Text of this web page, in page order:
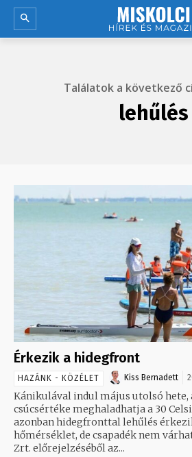
Találatok a következő
lehűlés
Érkezik a hidegfront
HAZÁNK - KÖZÉLET Kiss Bernadett
Kánikulával indul május utolsó hete,
csúcsértéke meghaladhatja a 30
azonban hidegfronttal lehűlés
hőmérséklet, de csapadék nem várható. A
Zrt. előrejelzéséből az...